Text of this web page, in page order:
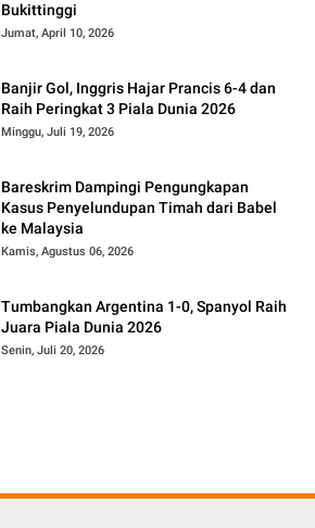
Bukittinggi
Jumat, April 10, 2026
Banjir Gol, Inggris Hajar Prancis 6-4 dan
Raih Peringkat 3 Piala Dunia 2026
Minggu, Juli 19, 2026
Bareskrim Dampingi Pengungkapan
Kasus Penyelundupan Timah dari Babel
ke Malaysia
Kamis, Agustus 06, 2026
Tumbangkan Argentina 1-0, Spanyol Raih
Juara Piala Dunia 2026
Senin, Juli 20, 2026